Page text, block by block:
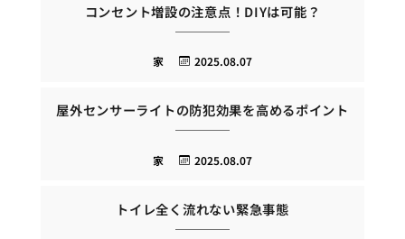
コンセント増設の注意点！DIYは可能？
2025.08.07
家
屋外センサーライトの防犯効果を高めるポイント
2025.08.07
家
トイレ全く流れない緊急事態